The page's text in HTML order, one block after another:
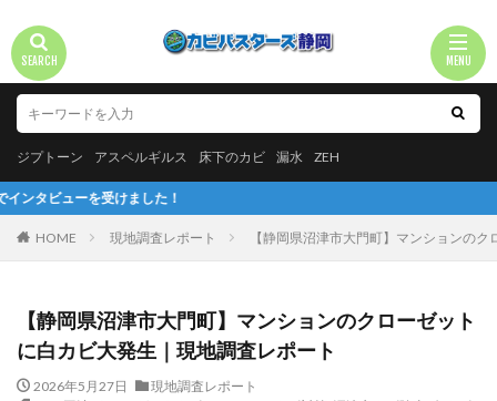
ジプトーン アスペルギルス 床下のカビ 漏水 ZEH
した！
HOME 現地調査レポート 【静岡県沼津市大門町】マンションの
【静岡県沼津市大門町】マンションのクローゼット
に白カビ大発生｜現地調査レポート
2026年5月27日
現地調査レポート